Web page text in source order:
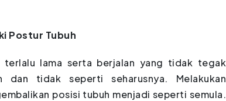
Postur Tubuh
terlalu lama serta berjalan yang tidak tegak
dan tidak seperti seharusnya. Melakukan
posisi tubuh menjadi seperti semula.